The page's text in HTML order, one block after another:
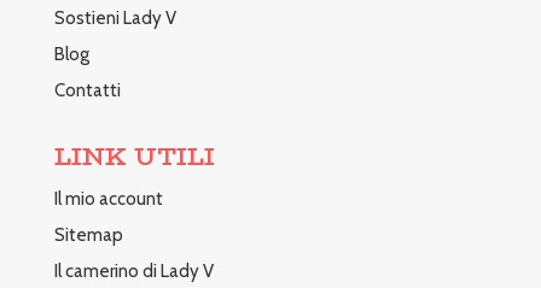
Sostieni Lady V
Blog
Contatti
LINK UTILI
Il mio account
Sitemap
Il camerino di Lady V